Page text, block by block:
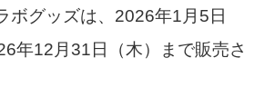
ボグッズは、2026年1月5日
年12月31日（木）まで販売さ